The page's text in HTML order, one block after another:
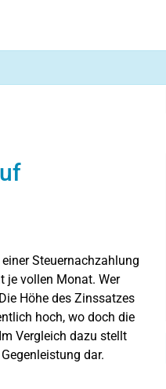
Steuernachzahlung
je vollen Monat. Wer
Höhe des Zinssatzes
hoch, wo doch die
Vergleich dazu stellt
dar.